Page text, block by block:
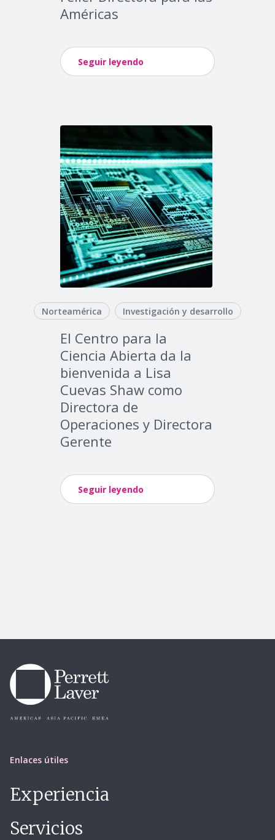
Américas
Seguir leyendo
Norteamérica Investigación y desarrollo
El Centro para la
Ciencia Abierta da la
bienvenida a Lisa
Cuevas Shaw como
Directora de
Operaciones y Directora
Gerente
Seguir leyendo
Enlaces útiles
Experiencia
Servicios